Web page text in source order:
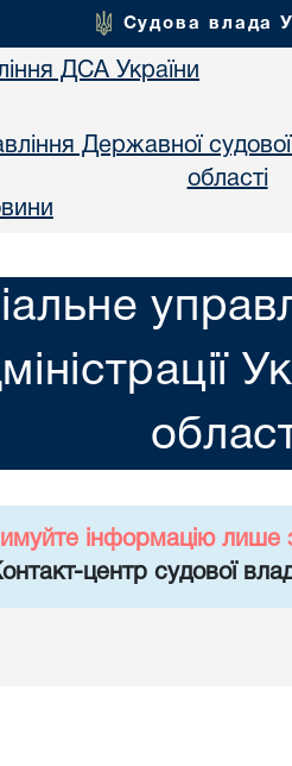
Судова влада
ДСА України
Державної
областi
інформацію лише
центр судової